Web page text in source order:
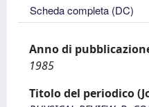
Scheda completa (DC)
Anno di
1985
Titolo del periodico